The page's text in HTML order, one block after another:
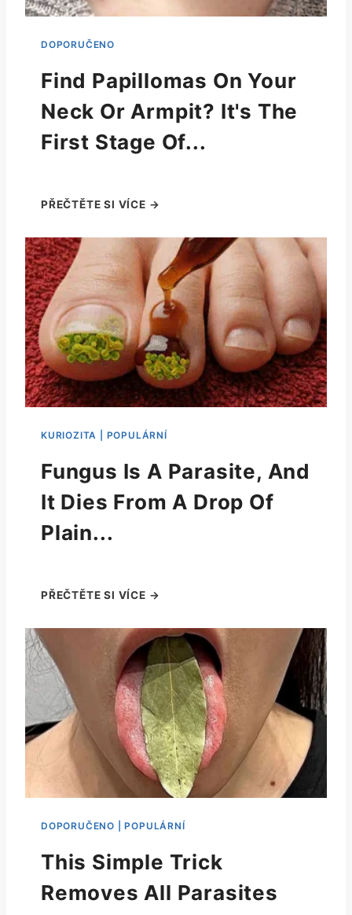
Find Papillomas On Your
Neck Or Armpit? It's The
First Stage Of...
Fungus Is A Parasite, And
It Dies From A Drop Of
Plain...
This Simple Trick
Removes All Parasites